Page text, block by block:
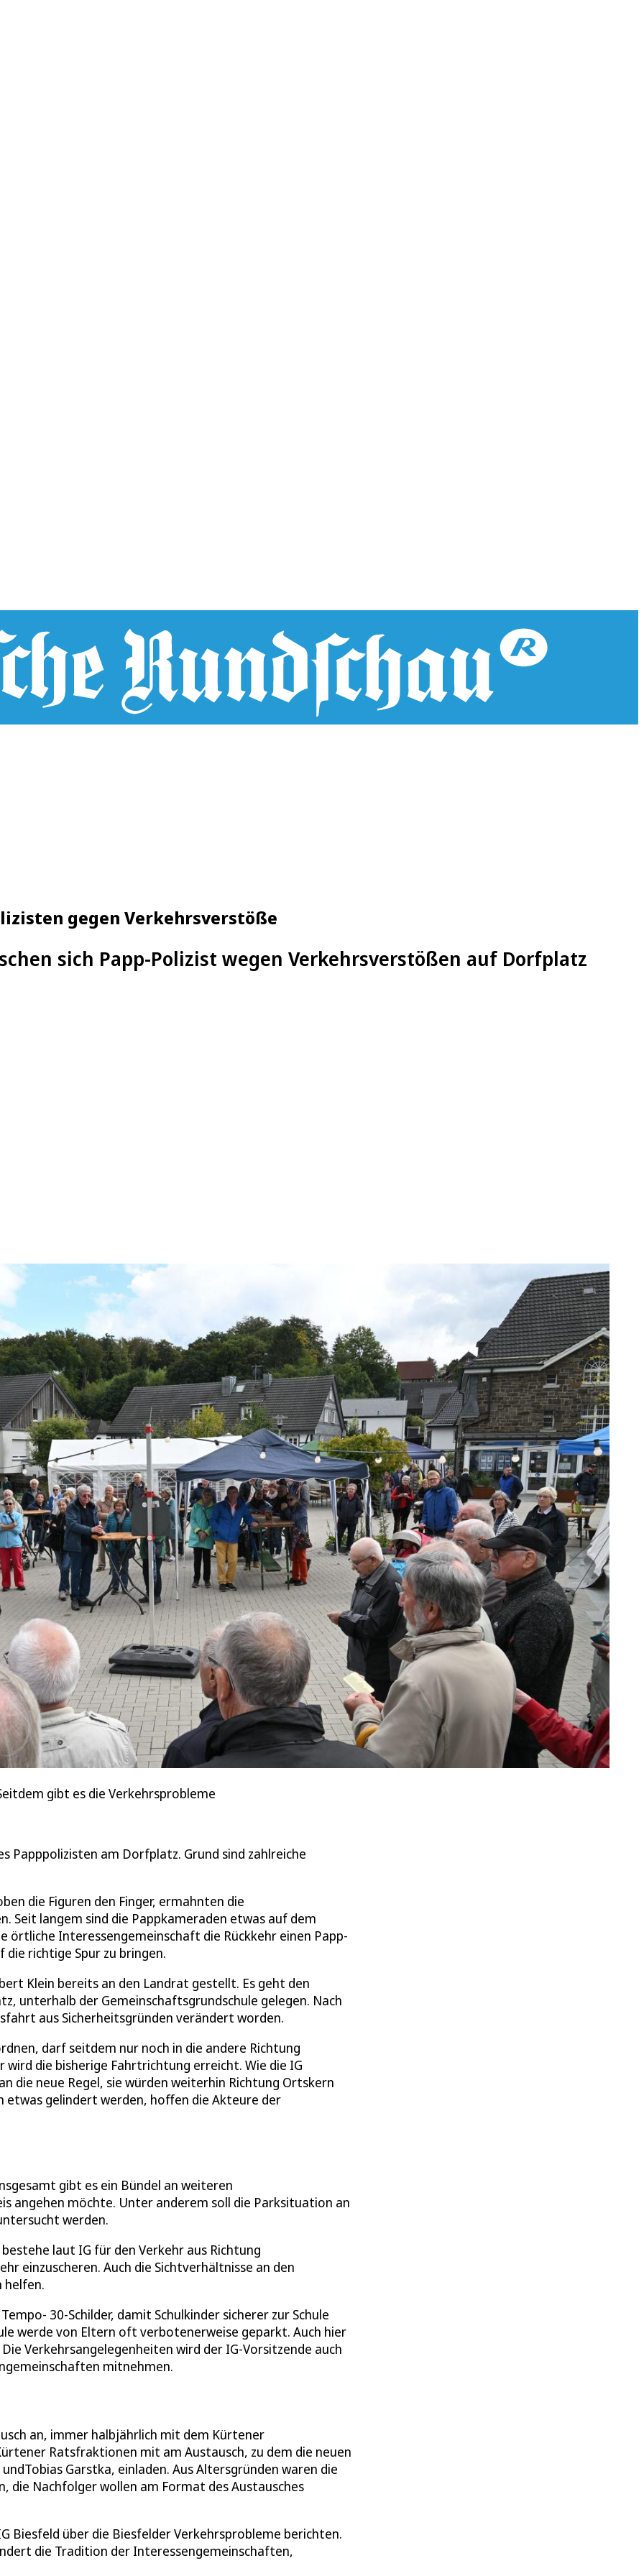
gegen Verkehrsverstöße
sich Papp-Polizist wegen Verkehrsverstößen auf Dorfplatz
gibt es die Verkehrsprobleme
Papppolizisten am Dorfplatz. Grund sind zahlreiche
die Figuren den Finger, ermahnten die
Seit langem sind die Pappkameraden etwas auf dem
örtliche Interessengemeinschaft die Rückkehr einen Papp-
richtige Spur zu bringen.
Klein bereits an den Landrat gestellt. Es geht den
unterhalb der Gemeinschaftsgrundschule gelegen. Nach
aus Sicherheitsgründen verändert worden.
darf seitdem nur noch in die andere Richtung
die bisherige Fahrtrichtung erreicht. Wie die IG
die neue Regel, sie würden weiterhin Richtung Ortskern
etwas gelindert werden, hoffen die Akteure der
gibt es ein Bündel an weiteren
angehen möchte. Unter anderem soll die Parksituation an
werden.
laut IG für den Verkehr aus Richtung
einzuscheren. Auch die Sichtverhältnisse an den
helfen.
30-Schilder, damit Schulkinder sicherer zur Schule
werde von Eltern oft verbotenerweise geparkt. Auch hier
Verkehrsangelegenheiten wird der IG-Vorsitzende auch
mitnehmen.
an, immer halbjährlich mit dem Kürtener
Ratsfraktionen mit am Austausch, zu dem die neuen
Garstka, einladen. Aus Altersgründen waren die
die Nachfolger wollen am Format des Austausches
Biesfeld über die Biesfelder Verkehrsprobleme berichten.
die Tradition der Interessengemeinschaften,